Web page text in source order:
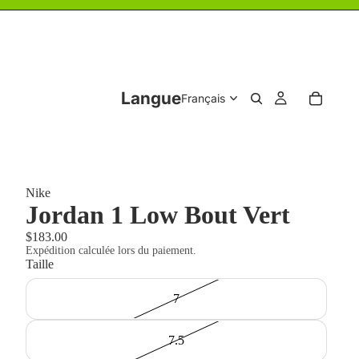
Langue
Nike
Jordan 1 Low Bout Vert
$183.00
Expédition calculée lors du paiement.
Taille
7
7.5